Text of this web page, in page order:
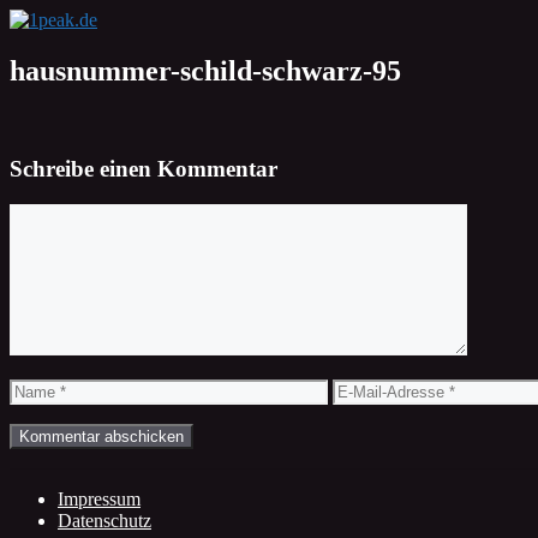
Zum
springen
hausnummer-schild-schwarz-95
Schreibe einen Kommentar
Name
E-
Mail-
Impressum
Datenschutz